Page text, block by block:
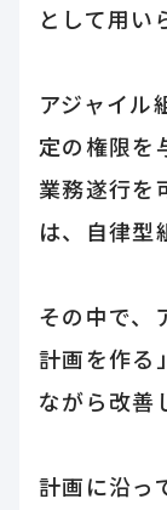
として用い
アジャイル
定の権限を
業務遂行を
は、自律型
その中で、
計画を作る
ながら改善
計画に沿っ